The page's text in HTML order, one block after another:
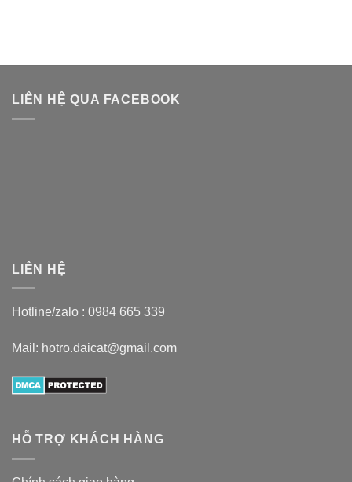
LIÊN HỆ QUA FACEBOOK
LIÊN HỆ
Hotline/zalo : 0984 665 339
Mail: hotro.daicat@gmail.com
HỖ TRỢ KHÁCH HÀNG